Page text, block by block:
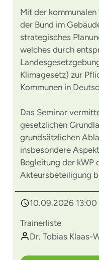
Mit der
der Bund im
strategisches
welches durch
Klimagesetz) zur
Kommunen in
Das Seminar
gesetzlichen
grundsätzlichen
insbesondere
Begleitung der kWP
Akteursbeteiligung
10.09.2026
Trainerliste
Dr. Tobias Klaas-